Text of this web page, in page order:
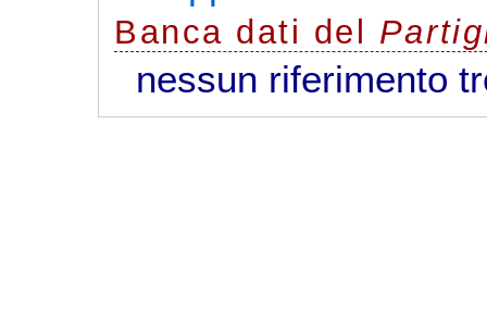
Banca dati del
nessun riferimento